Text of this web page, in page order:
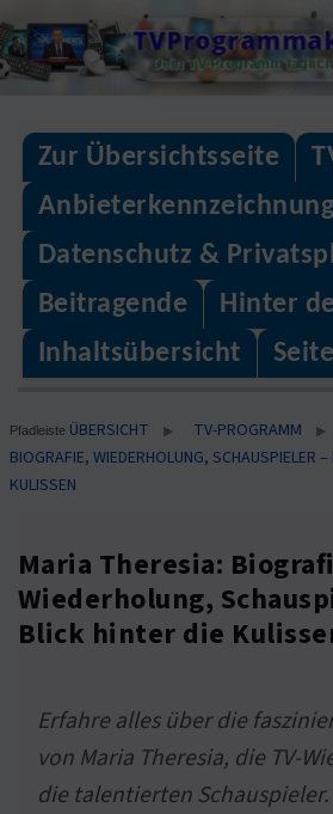
Skip
to
Dein TV-Programm täglich
Zur Übersichtsseite
Anbieterkennzeichnung
Datenschutz &
Beitragende
Hinter
Inhaltsübersicht
Pfadleiste ÜBERSICHT ▶ TV-PROGRAMM ▶
BIOGRAFIE, WIEDERHOLUNG, SCHAUSPIELER
KULISSEN
Maria Theresia:
Wiederholung,
Blick hinter die
Erfahre alles über die
von Maria Theresia, die TV-
die talentierten Schauspieler.